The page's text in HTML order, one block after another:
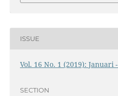
ISSUE
Vol. 16 No. 1 (2019): Januari
SECTION